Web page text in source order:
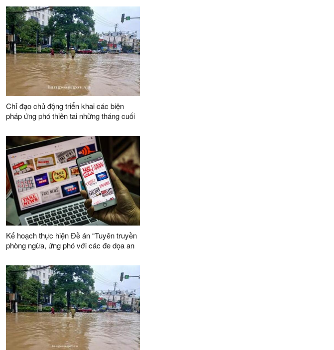
dự án trên địa bàn tỉnh
Chỉ đạo chủ động triển khai các biện
pháp ứng phó thiên tai những tháng cuối
Kế hoạch thực hiện Đề án “Tuyên truyền
phòng ngừa, ứng phó với các đe dọa an
nhìn đến năm 2045”